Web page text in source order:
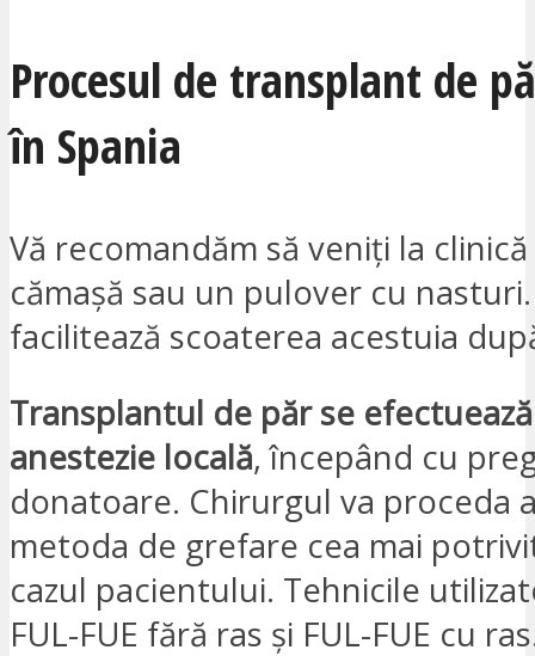
Procesul de transplant de
în Spania
Vă recomandăm să veniți la
cămașă sau un pulover cu
facilitează scoaterea acestuia
Transplantul de păr se
anestezie locală, începând cu
donatoare. Chirurgul va proceda
metoda de grefare cea mai
cazul pacientului. Tehnicile
FUL-FUE fără ras și FUL-FUE cu